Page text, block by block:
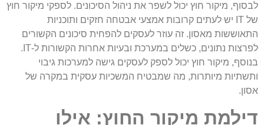
לבסוף, מיקור חוץ יכול לשפר את ניהול הסיכונים. לספקי מיקור חוץ
של IT יש לעתים קרובות אמצעי אבטחה חזקים ותוכניות
התאוששות מאסון. זה עוזר לעסקים להפחית סיכונים הקשורים
לפרצות נתונים, כשלים במערכת ובעיות אחרות הקשורות ל-IT.
בנוסף, מיקור חוץ יכול לספק לעסקים גישה למערכות גיבוי
ותשתיות מיותרות, מה שמבטיח המשכיות עסקית במקרה של
אסון.
דילמת מיקור החוץ: אילו